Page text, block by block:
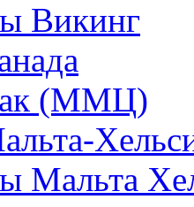
Викинг
(ММЦ)
Мальта